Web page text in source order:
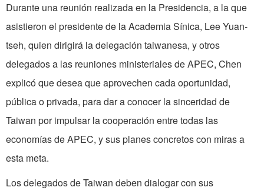
Durante una reunión realizada en la Presidencia, a la que
asistieron el presidente de la Academia Sínica, Lee Yuan-
tseh, quien dirigirá la delegación taiwanesa, y otros
delegados a las reuniones ministeriales de APEC, Chen
explicó que desea que aprovechen cada oportunidad,
pública o privada, para dar a conocer la sinceridad de
Taiwan por impulsar la cooperación entre todas las
economías de APEC, y sus planes concretos con miras a
esta meta.
Los delegados de Taiwan deben dialogar con sus